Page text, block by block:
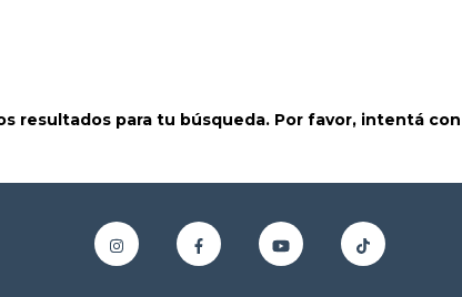
resultados para tu búsqueda. Por favor, intentá